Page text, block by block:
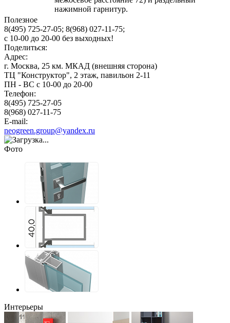
нажимной гарнитур.
Полезное
8(495) 725-27-05; 8(968) 027-11-75;
с 10-00 до 20-00 без выходных!
Поделиться:
Адрес:
г. Москва, 25 км. МКАД (внешняя сторона)
ТЦ "Конструктор", 2 этаж, павильон 2-11
ПН - ВС с 10-00 до 20-00
Телефон:
8(495) 725-27-05
8(968) 027-11-75
E-mail:
neogreen.group@yandex.ru
Фото
Интерьеры